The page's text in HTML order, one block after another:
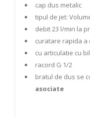
cap dus metalic
tipul de jet:
debit 23 l/min la
curatare rapida a
cu articulatie cu
racord G 1/2
bratul de dus se
asociate